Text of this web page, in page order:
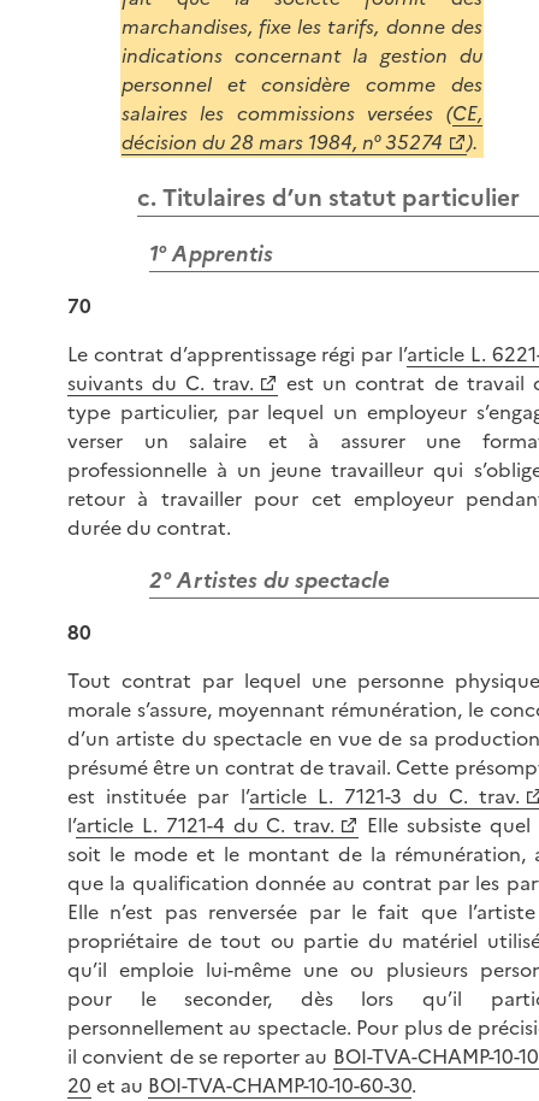
marchandises, fixe les tarifs, donne des
indications concernant la gestion du
personnel et considère comme des
salaires les commissions versées (CE,
décision du 28 mars 1984, n° 35274
).
c. Titulaires d’un statut particulier
1° Apprentis
70
Le contrat d’apprentissage régi par l’article L.
suivants du C. trav.
est un contrat de travail
type particulier, par lequel un employeur
verser un salaire et à assurer une
professionnelle à un jeune travailleur qui
retour à travailler pour cet employeur
durée du contrat.
2° Artistes du spectacle
80
Tout contrat par lequel une personne
morale s’assure, moyennant rémunération, le
d’un artiste du spectacle en vue de sa
présumé être un contrat de travail. Cette
est instituée par l’article L. 7121-3 du C. trav.
l’article L. 7121-4 du C. trav.
Elle subsiste quel
soit le mode et le montant de la rémunération,
que la qualification donnée au contrat par les
Elle n’est pas renversée par le fait que
propriétaire de tout ou partie du matériel
qu’il emploie lui-même une ou plusieurs
pour le seconder, dès lors qu’il
personnellement au spectacle. Pour plus de
il convient de se reporter au BOI-TVA-CHAMP-10-
20 et au BOI-TVA-CHAMP-10-10-60-30.